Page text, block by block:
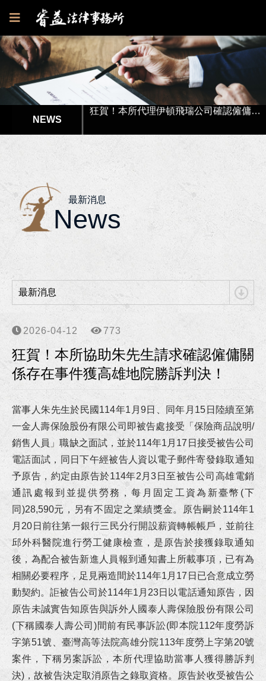
本所協助楊女士涉犯偽造文書等案件獲屏東地檢署不起訴處分書！
狂賀！本所協助柯00員警等四人涉犯強制罪等案獲高雄地方檢察署不起訴處分確定！
李律師獲海洋委員會海巡署東南沙分署聘任為國家賠償事件處理小組委員！
狂賀！本所協助朱先生請求確認僱傭關係存在事件獲高雄地院勝訴判決！
狂賀！本所協助張先生因車禍案件受傷獲得合理且滿意的損害賠償！
狂賀！本所代理華南銀行損害賠償事件獲橋頭地院勝訴判決！
狂賀！本所協助馬吳女士涉犯貪污治罪條例等案件獲屏檢不起訴處分！
狂賀！本所協助陳小姐涉犯侵占、偽造文書等罪獲高雄地檢不起訴處分！
狂賀！本所協助陳先生涉犯政府採購法借牌投標罪獲屏東地院無罪判決！
狂賀！本所代理富邦人壽請求給付保險金事件獲臺南地院勝訴判決！
最新消息
News
最新消息
2026-04-12 773
狂賀！本所協助朱先生請求確認僱傭關
係存在事件獲高雄地院勝訴判決！
當事人朱先生於民國114年1月9日、同年月15日陸續至第
一金人壽保險股份有限公司即被告處接受「保險商品說明/
銷售人員」職缺之面試，並於114年1月17日接受被告公司
電話面試，同日下午經被告人 資以電子郵件寄發錄取通知
予原告，約定由原告於114年2月3日至被告公司高雄電銷
通訊處報到並提供勞務，每月固定工資為新臺幣(下
同)28,590元，另有不固定之業績獎金。原告嗣於114年1
月20日前往第一銀行三民分行開設薪資轉帳帳戶，並前往
邱外科醫院進行勞工健康檢查，是原告於接獲錄取通知
後，為配合被告新進人員報到通知書上 所載事項，已有為
相關必要程序，足見兩造間於114年1月17日已合意成立勞
動契約。詎被告公司於114年1月23日以電話通知原告，因
原告未誠實告知原告與訴外人國泰人壽保險股份有限公司
(下稱國泰人壽公司)間前有民事訴訟(即本院112年度勞訴
字第51號、臺灣高等法院高雄分院113年度勞上字第20號
案件，下稱另案訴訟，本所代理協助當事人獲得勝訴判
決)，故被告決定取消原告之錄取資格。原告於收受被告公